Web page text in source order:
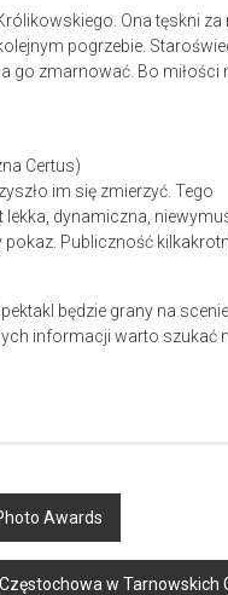
Ona tęskni za
pogrzebie.
go zmarnować. Bo miłości
Certus)
im się zmierzyć. Tego
dynamiczna,
pokaz. Publiczność
będzie grany na scenie
informacji warto szukać
Awards
w Tarnowskich